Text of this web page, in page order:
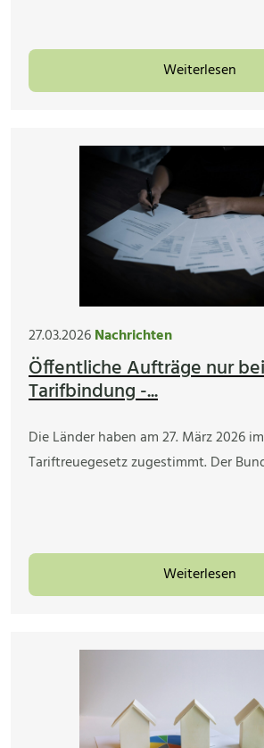
Weiterlesen
27.03.2026Nachrichten
Öffentliche Aufträge nur bei
Tarifbindung -...
Die Länder haben am 27. März 2026
Tariftreuegesetz zugestimmt. Der
Weiterlesen